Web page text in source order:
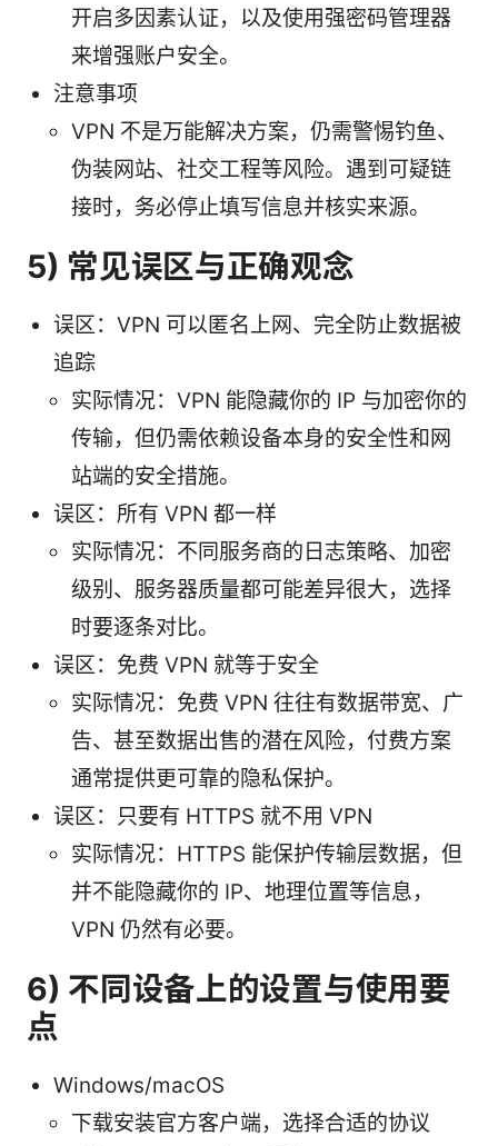
开启多因素认证，以及使用强密码管理器
来增强账户安全。
注意事项
VPN 不是万能解决方案，仍需警惕钓鱼、
伪装网站、社交工程等风险。遇到可疑链
接时，务必停止填写信息并核实来源。
5) 常见误区与正确观念
误区：VPN 可以匿名上网、完全防止数据被
追踪
实际情况：VPN 能隐藏你的 IP 与加密你的
传输，但仍需依赖设备本身的安全性和网
站端的安全措施。
误区：所有 VPN 都一样
实际情况：不同服务商的日志策略、加密
级别、服务器质量都可能差异很大，选择
时要逐条对比。
误区：免费 VPN 就等于安全
实际情况：免费 VPN 往往有数据带宽、广
告、甚至数据出售的潜在风险，付费方案
通常提供更可靠的隐私保护。
误区：只要有 HTTPS 就不用 VPN
实际情况：HTTPS 能保护传输层数据，但
并不能隐藏你的 IP、地理位置等信息，
VPN 仍然有必要。
6) 不同设备上的设置与使用要
点
Windows/macOS
下载安装官方客户端，选择合适的协议